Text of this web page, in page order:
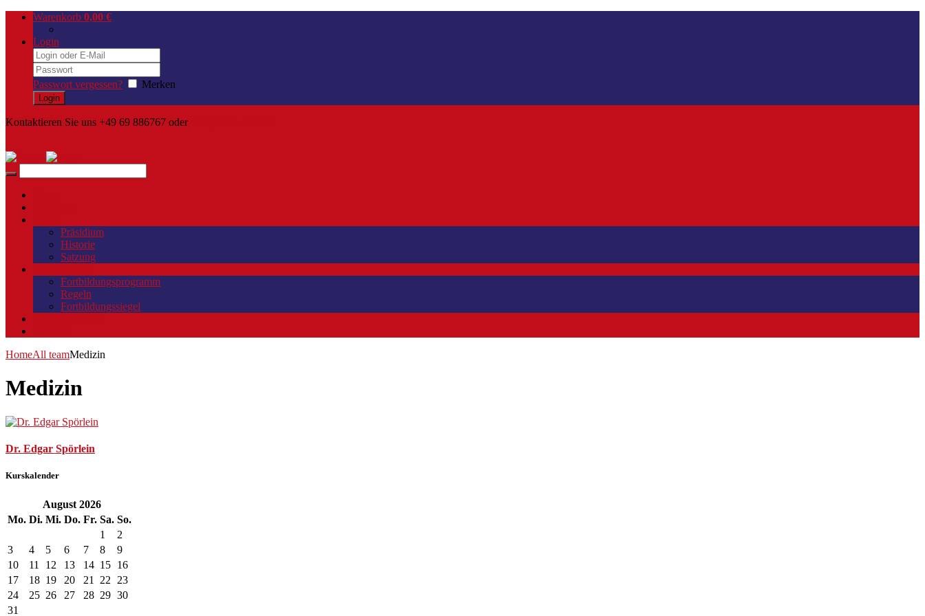
Warenkorb 0,00 €
Login
Passwort vergessen? Merken
Kontaktieren Sie uns +49 69 886767 oder
Präsidium
Historie
Satzung
Fortbildungsprogramm
Regeln
Fortbildungssiegel
HomeAll teamMedizin
Medizin
Dr. Edgar Spörlein
Kurskalender
August2026
Mo. Di. Mi. Do. Fr. Sa. So.
1
2
3
4 5 6 7 8
9
10
11 12 13 14 15 16
17
18 19 20 21 22 23
24
25 26 27 28 29 30
31